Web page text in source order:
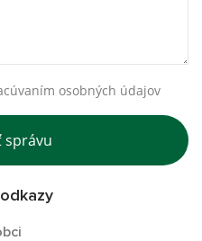
osobných údajov
správu